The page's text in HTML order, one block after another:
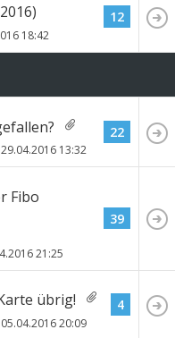
18:42
12
29.04.2016 13:32
22
Fibo
21:25
39
übrig!
05.04.201620:09
4